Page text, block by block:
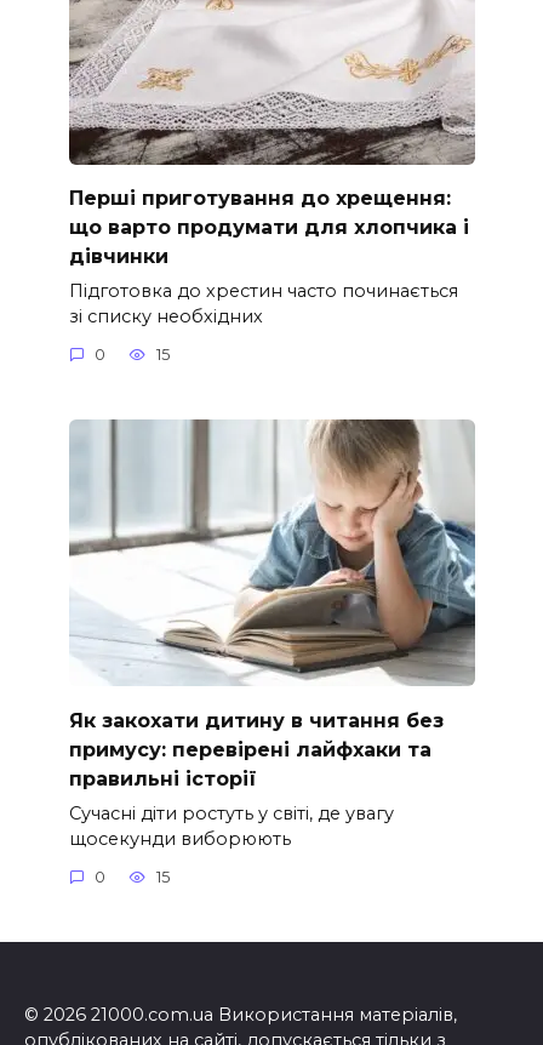
Перші приготування до хрещення:
що варто продумати для хлопчика і
дівчинки
Підготовка до хрестин часто починається
зі списку необхідних
0 15
Як закохати дитину в читання без
примусу: перевірені лайфхаки та
правильні історії
Сучасні діти ростуть у світі, де увагу
щосекунди виборюють
0 15
© 2026 21000.com.ua Використання матеріалів,
опублікованих на сайті, допускається тільки з